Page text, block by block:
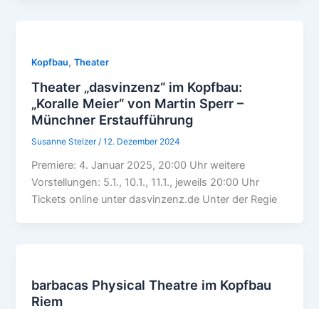
Kopfbau,Theater
Theater „dasvinzenz“ im Kopfbau:
„Koralle Meier“ von Martin Sperr –
Münchner Erstaufführung
Susanne Stelzer /12. Dezember 2024
Premiere: 4. Januar 2025, 20:00 Uhr weitere
Vorstellungen: 5.1., 10.1., 11.1., jeweils 20:00 Uhr
Tickets online unter dasvinzenz.de Unter der Regie
barbacas Physical Theatre im Kopfbau
Riem